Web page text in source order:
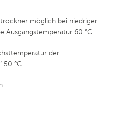
möglich bei niedriger
Ausgangstemperatur 60 °C
der
°C